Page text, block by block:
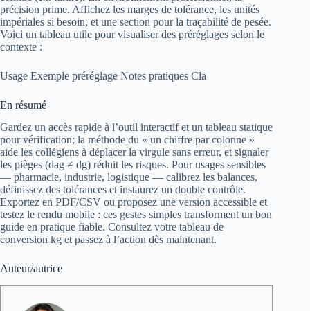
précision prime. Affichez les marges de tolérance, les unités
impériales si besoin, et une section pour la traçabilité de pesée.
Voici un tableau utile pour visualiser des préréglages selon le
contexte :
Usage Exemple préréglage Notes pratiques Cla
En résumé
Gardez un accès rapide à l’outil interactif et un tableau statique
pour vérification; la méthode du « un chiffre par colonne »
aide les collégiens à déplacer la virgule sans erreur, et signaler
les pièges (dag ≠ dg) réduit les risques. Pour usages sensibles
— pharmacie, industrie, logistique — calibrez les balances,
définissez des tolérances et instaurez un double contrôle.
Exportez en PDF/CSV ou proposez une version accessible et
testez le rendu mobile : ces gestes simples transforment un bon
guide en pratique fiable. Consultez votre tableau de
conversion kg et passez à l’action dès maintenant.
Auteur/autrice